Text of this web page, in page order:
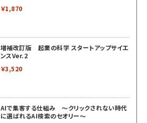
￥1,870
増補改訂版 起業の科学 スタートアップサイエ
ンスVer.2
￥3,520
AIで集客する仕組み ～クリックされない時代
に選ばれるAI検索のセオリー～